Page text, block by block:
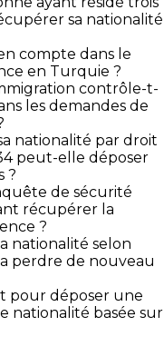
sa nationalité
compte dans le
en Turquie ?
contrôle-t-
les demandes de
nationalité par droit
peut-elle déposer
?
de sécurité
récupérer la
?
nationalité selon
perdre de nouveau
pour déposer une
nationalité basée sur